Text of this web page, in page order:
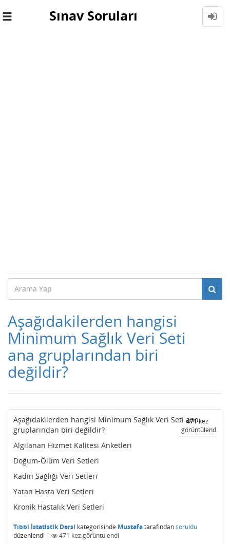
Toggle
Sınav Soruları
Aşağıdakilerden hangisi
Minimum Sağlık Veri Seti
ana gruplarından biri
değildir?
471kez
görüntülendi
Aşağıdakilerden hangisi Minimum Sağlık Veri Seti ana
gruplarından biri değildir?
Algılanan Hizmet Kalitesi Anketleri
Doğum-Ölüm Veri Setleri
Kadın Sağlığı Veri Setleri
Yatan Hasta Veri Setleri
Kronik Hastalık Veri Setleri
Tıbbi İstatistik Dersi kategorisinde Mustafatarafındansoruldu
düzenlendi | 471 kez görüntülendi